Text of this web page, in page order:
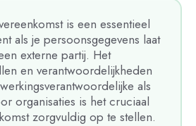
is een essentieel
als je persoonsgegevens laat
externe partij. Het
en verantwoordelijkheden
als
organisaties is het cruciaal
zorgvuldig op te stellen.